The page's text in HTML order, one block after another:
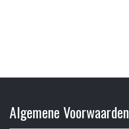
Algemene Voorwaarden